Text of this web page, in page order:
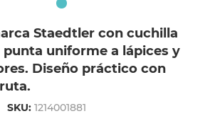
Staedtler con cuchilla
uniforme a lápices y
Diseño práctico con
SKU:1214001881